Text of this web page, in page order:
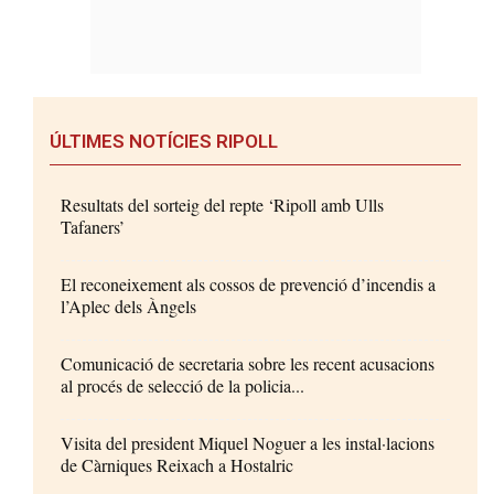
ÚLTIMES NOTÍCIES RIPOLL
Resultats del sorteig del repte ‘Ripoll amb Ulls
Tafaners’
El reconeixement als cossos de prevenció d’incendis a
l’Aplec dels Àngels
Comunicació de secretaria sobre les recent acusacions
al procés de selecció de la policia...
Visita del president Miquel Noguer a les instal·lacions
de Càrniques Reixach a Hostalric